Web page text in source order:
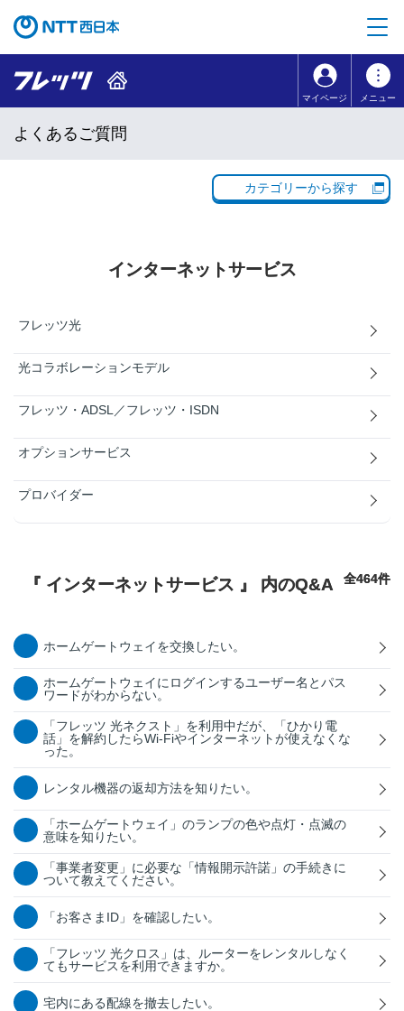
コンテンツのリンクナビゲーションへ移動
マイページ メニュー
よくあるご質問
カテゴリーから探す
インターネットサービス
フレッツ光
光コラボレーションモデル
フレッツ・ADSL／フレッツ・ISDN
オプションサービス
プロバイダー
『 インターネットサービス 』 内のQ&A 全464件
ホームゲートウェイを交換したい。
ホームゲートウェイにログインするユーザー名とパス
ワードがわからない。
「フレッツ 光ネクスト」を利用中だが、「ひかり電
話」を解約したらWi-Fiやインターネットが使えなくな
った。
レンタル機器の返却方法を知りたい。
「ホームゲートウェイ」のランプの色や点灯・点滅の
意味を知りたい。
「事業者変更」に必要な「情報開示許諾」の手続きに
ついて教えてください。
「お客さまID」を確認したい。
「フレッツ 光クロス」は、ルーターをレンタルしなく
てもサービスを利用できますか。
宅内にある配線を撤去したい。